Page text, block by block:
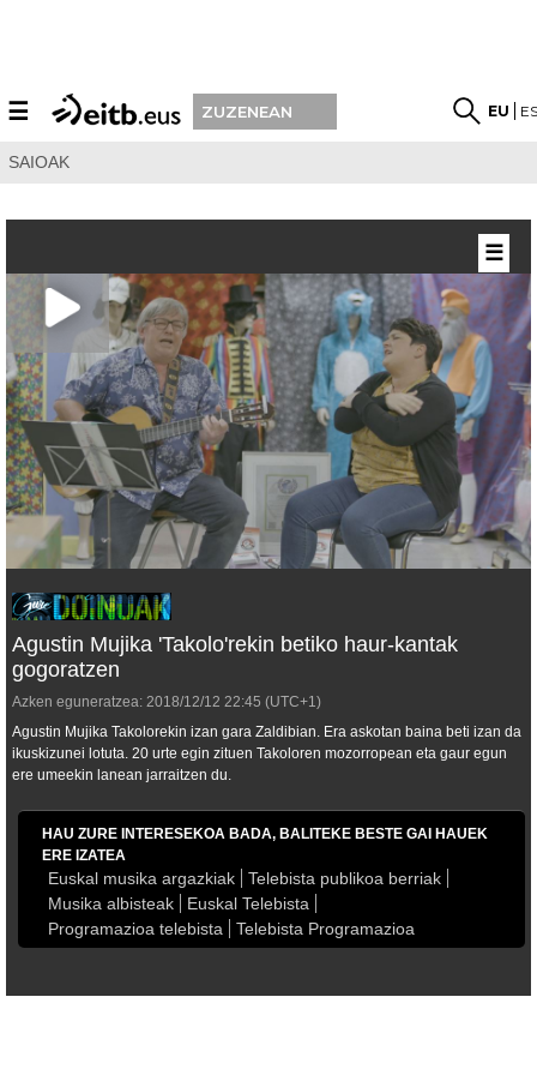
☰ ZUZENEAN EU
SAIOAK
Agustin Mujika 'Takolo'rekin betiko haur-kantak
gogoratzen
Azken eguneratzea: 2018/12/12 22:45 (UTC+1)
Agustin Mujika Takolorekin izan gara Zaldibian. Era askotan baina beti izan da
ikuskizunei lotuta. 20 urte egin zituen Takoloren mozorropean eta gaur egun
ere umeekin lanean jarraitzen du.
HAU ZURE INTERESEKOA BADA, BALITEKE BESTE GAI HAUEK
ERE IZATEA
Euskal musika argazkiak
Telebista publikoa berriak
Musika albisteak
Euskal Telebista
Programazioa telebista
Telebista Programazioa
☰